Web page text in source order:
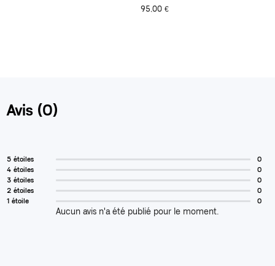
95,00 €
Avis (0)
5 étoiles
0
4 étoiles
0
3 étoiles
0
2 étoiles
0
1 étoile
0
Aucun avis n'a été publié pour le moment.